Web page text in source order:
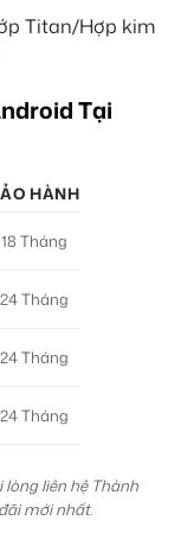
Titan/Hợp kim
Tại
HÀNH
18 Tháng
24 Tháng
24 Tháng
24 Tháng
liên hệ Thành
mới nhất.